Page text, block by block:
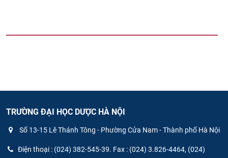
TRƯỜNG ĐẠI HỌC DƯỢC HÀ NỘI
Số 13-15 Lê Thánh Tông - Phường Cửa Nam - Thành phố Hà Nội
Điện thoại : (024) 382-545-39. Fax : (024) 3.826-4464, (024)